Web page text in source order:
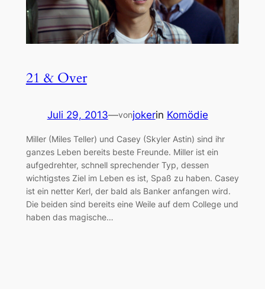
21 & Over
Juli 29, 2013—vonjokerin Komödie
Miller (Miles Teller) und Casey (Skyler Astin) sind ihr
ganzes Leben bereits beste Freunde. Miller ist ein
aufgedrehter, schnell sprechender Typ, dessen
wichtigstes Ziel im Leben es ist, Spaß zu haben. Casey
ist ein netter Kerl, der bald als Banker anfangen wird.
Die beiden sind bereits eine Weile auf dem College und
haben das magische…